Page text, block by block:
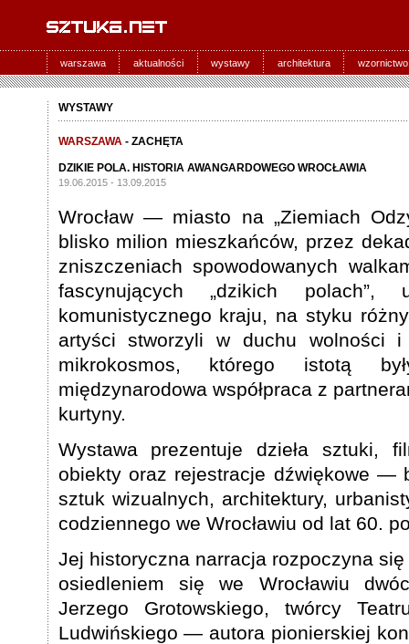
warszawa aktualności wystawy architektura wzornictwo
WYSTAWY
WARSZAWA- ZACHĘTA
DZIKIE POLA. HISTORIA AWANGARDOWEGO WROCŁAWIA
19.06.2015 - 13.09.2015
Wrocław — miasto na „Ziemiach
blisko milion mieszkańców, przez
zniszczeniach spowodowanych
fascynujących „dzikich polach”,
komunistycznego kraju, na styku
artyści stworzyli w duchu wolności i
mikrokosmos, którego istotą
międzynarodowa współpraca z
kurtyny.
Wystawa prezentuje dzieła sztuki,
obiekty oraz rejestracje dźwiękowe —
sztuk wizualnych, architektury,
codziennego we Wrocławiu od lat 60.
Jej historyczna narracja rozpoczyna
osiedleniem się we Wrocławiu
Jerzego Grotowskiego, twórcy
Ludwińskiego — autora pionierskiej